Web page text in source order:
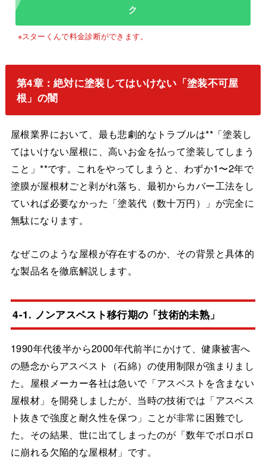
ク
第4章：絶対に塗装してはいけない「塗装不可屋
根」の闇
屋根業界において、最も悲劇的なトラブルは**「塗装し
てはいけない屋根に、高いお金を払って塗装してしまう
こと」**です。これをやってしまうと、わずか1〜2年で
塗膜が屋根材ごと剥がれ落ち、最初からカバー工法をし
ていれば必要なかった「塗装代（数十万円）」が完全に
無駄になります。
なぜこのような屋根が存在するのか、その背景と具体的
な製品名を徹底解説します。
4-1. ノンアスベスト移行期の「技術的未熟」
1990年代後半から2000年代前半にかけて、健康被害へ
の懸念からアスベスト（石綿）の使用制限が強まりまし
た。屋根メーカー各社は急いで「アスベストを含まない
屋根材」を開発しましたが、当時の技術では「アスベス
ト抜きで強度と耐久性を保つ」ことが非常に困難でし
た。その結果、世に出てしまったのが「数年でボロボロ
に崩れる欠陥的な屋根材」です。